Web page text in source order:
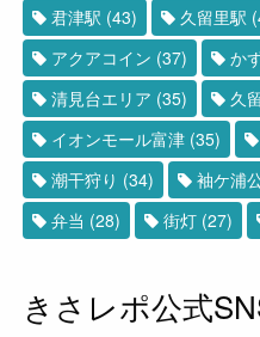
君津駅 (43) 久留里駅
アクアコイン (37) か
清見台エリア (35) 久
イオンモール富津 (35)
潮干狩り (34) 袖ケ浦
弁当 (28) 街灯 (27)
きさレポ公式